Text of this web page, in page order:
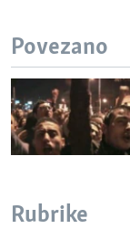
Povezano
Rubrike